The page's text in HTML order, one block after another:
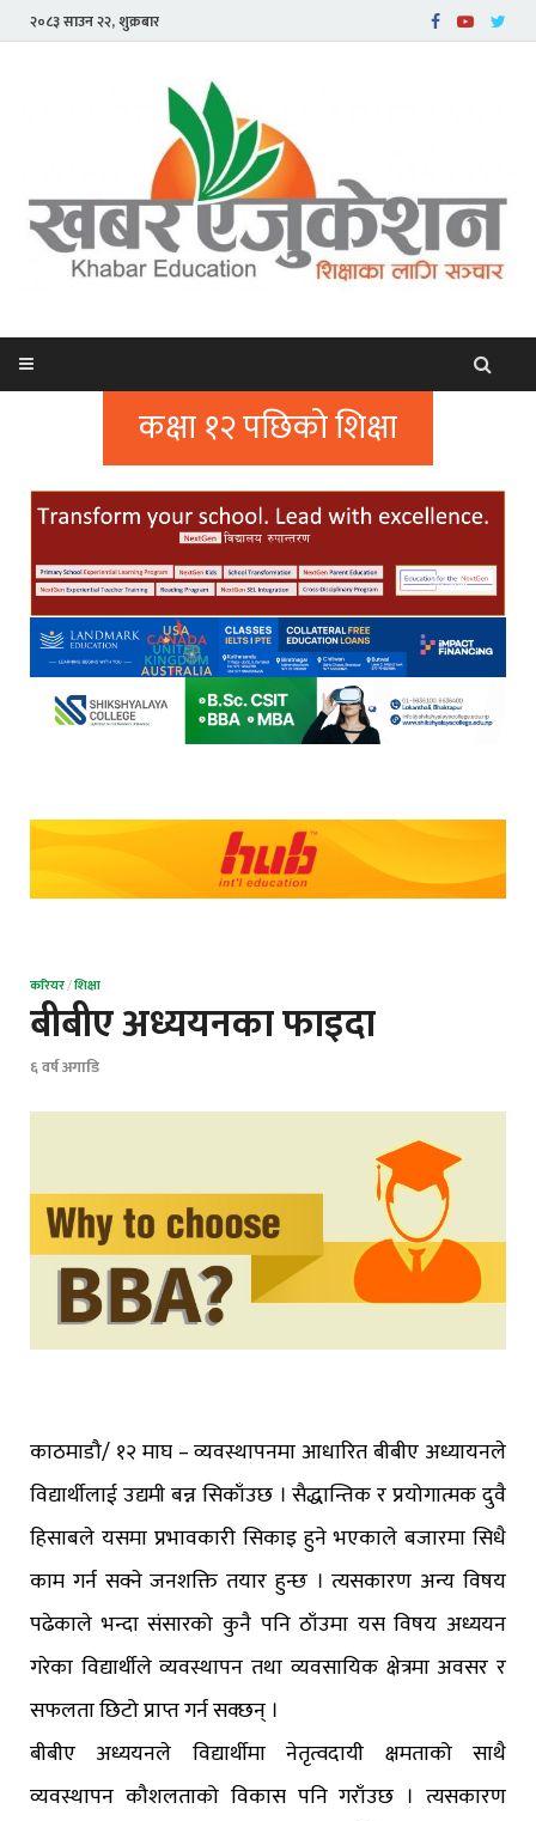
२०८३ साउन २२, शुक्रबार
कक्षा १२ पछिको शिक्षा
करियर/शिक्षा
बीबीए अध्ययनका फाइदा
६ वर्ष अगाडि
काठमाडौ/ १२ माघ – व्यवस्थापनमा आधारित बीबीए अध्यायनले
विद्यार्थीलाई उद्यमी बन्न सिकाँउछ । सैद्धान्तिक र प्रयोगात्मक दुवै
हिसाबले यसमा प्रभावकारी सिकाइ हुने भएकाले बजारमा सिधै
काम गर्न सक्ने जनशक्ति तयार हुन्छ । त्यसकारण अन्य विषय
पढेकाले भन्दा संसारको कुनै पनि ठाँउमा यस विषय अध्ययन
गरेका विद्यार्थीले व्यवस्थापन तथा व्यवसायिक क्षेत्रमा अवसर र
सफलता छिटो प्राप्त गर्न सक्छन् ।
बीबीए अध्ययनले विद्यार्थीमा नेतृत्वदायी क्षमताको साथै
व्यवस्थापन कौशलताको विकास पनि गराँउछ । त्यसकारण